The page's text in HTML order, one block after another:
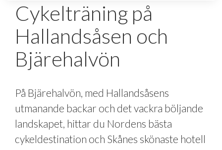
Cykelträning på
Hallandsåsen och
Bjärehalvön
På Bjärehalvön, med Hallandsåsens
utmanande backar och det vackra böljande
landskapet, hittar du Nordens bästa
cykeldestination och Skånes skönaste hotell